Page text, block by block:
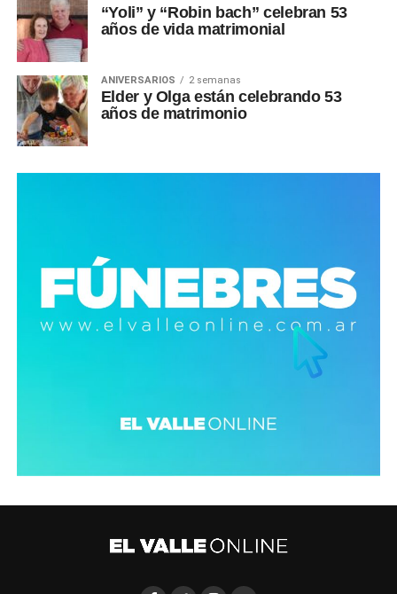
“Yoli” y “Robin bach” celebran 53
años de vida matrimonial
ANIVERSARIOS 2 semanas
Elder y Olga están celebrando 53
años de matrimonio